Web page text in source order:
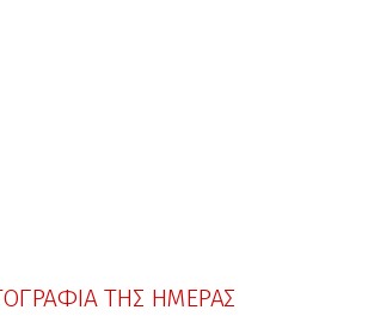
ΤΗΣ ΗΜΕΡΑΣ